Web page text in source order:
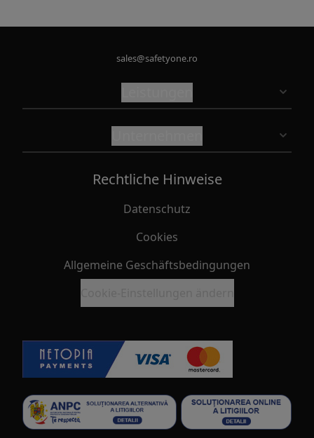
sales@safetyone.ro
Rechtliche Hinweise
Datenschutz
Cookies
Allgemeine Geschäftsbedingungen